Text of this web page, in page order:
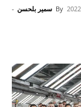
By سمير بلحسن -